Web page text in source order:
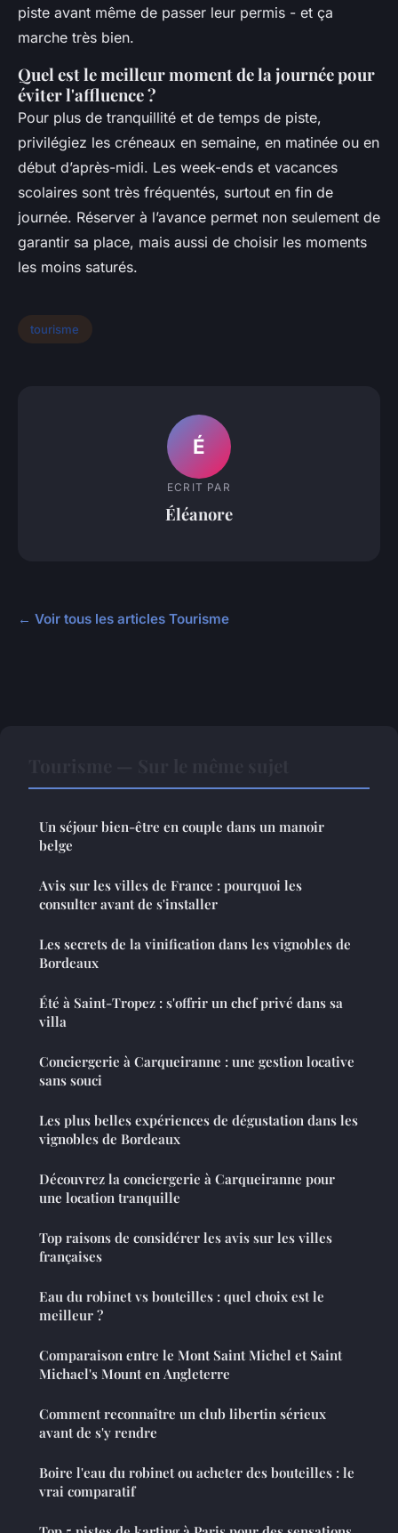
piste avant même de passer leur permis - et ça
marche très bien.
Quel est le meilleur moment de la journée pour
éviter l'affluence ?
Pour plus de tranquillité et de temps de piste,
privilégiez les créneaux en semaine, en matinée ou en
début d’après-midi. Les week-ends et vacances
scolaires sont très fréquentés, surtout en fin de
journée. Réserver à l’avance permet non seulement de
garantir sa place, mais aussi de choisir les moments
les moins saturés.
tourisme
É
ECRIT PAR
Éléanore
← Voir tous les articles Tourisme
Un séjour bien-être en couple dans un manoir
belge
Avis sur les villes de France : pourquoi les
consulter avant de s'installer
Les secrets de la vinification dans les vignobles de
Bordeaux
Été à Saint-Tropez : s'offrir un chef privé dans sa
villa
Conciergerie à Carqueiranne : une gestion locative
sans souci
Les plus belles expériences de dégustation dans les
vignobles de Bordeaux
Découvrez la conciergerie à Carqueiranne pour
une location tranquille
Top raisons de considérer les avis sur les villes
françaises
Eau du robinet vs bouteilles : quel choix est le
meilleur ?
Comparaison entre le Mont Saint Michel et Saint
Michael's Mount en Angleterre
Comment reconnaître un club libertin sérieux
avant de s'y rendre
Boire l'eau du robinet ou acheter des bouteilles : le
vrai comparatif